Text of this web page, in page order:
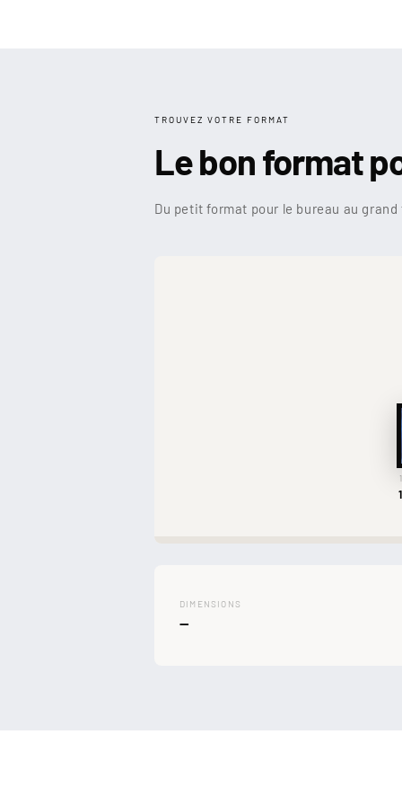
TROUVEZ VOTRE FORMAT
Le bon format
Du petit format pour le bureau au
DIMENSIONS
—